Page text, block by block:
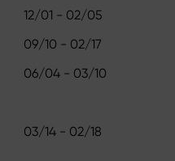
12/01 - 02/05
09/10 - 02/17
06/04 - 03/10
03/14 - 02/18